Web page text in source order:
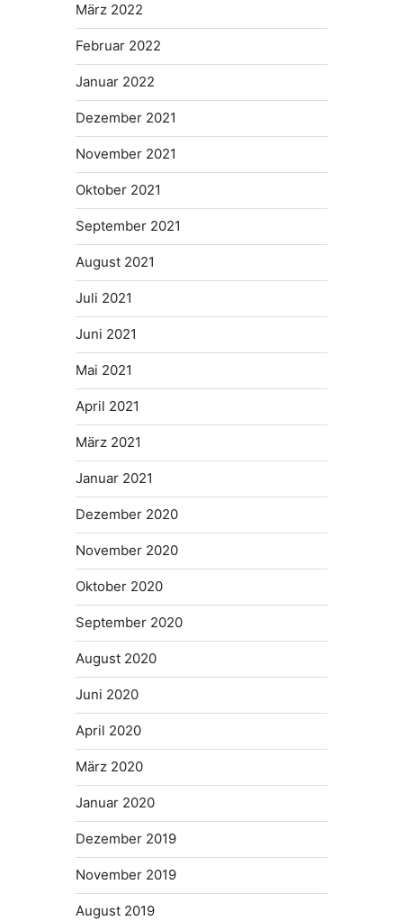
März 2022
Februar 2022
Januar 2022
Dezember 2021
November 2021
Oktober 2021
September 2021
August 2021
Juli 2021
Juni 2021
Mai 2021
April 2021
März 2021
Januar 2021
Dezember 2020
November 2020
Oktober 2020
September 2020
August 2020
Juni 2020
April 2020
März 2020
Januar 2020
Dezember 2019
November 2019
August 2019